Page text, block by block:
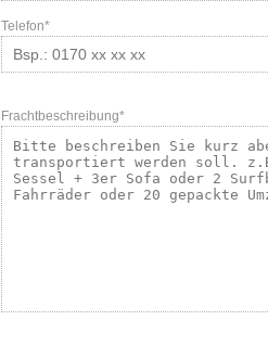
Telefon*
Frachtbeschreibung*